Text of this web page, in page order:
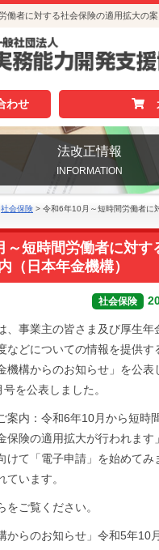
わせ
法改正情報
INFORMATION
社会保険 > 令和6年10月～短時間労働者に対する社会保
～短時間労働者に対す
（日本年金機構）
社会保険
、事業主の皆さま及び厚生年
などについての情報を提供す
機構からのお知らせ」を公表
を公表しました。
案内：令和6年10月から短時
保険の適用拡大が行われます
けて「電子申請」を始めてみ
ています。
をご覧ください。
からのお知らせ」令和5年10